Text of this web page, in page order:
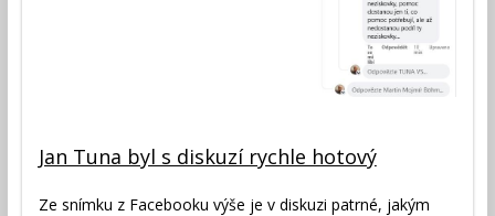
Jan Tuna byl s diskuzí rychle hotový
Ze snímku z Facebooku výše je v diskuzi patrné, jakým